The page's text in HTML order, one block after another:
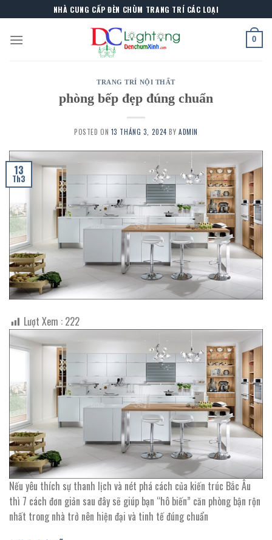
to
content
NHÀ CUNG CẤP ĐÈN CHÙM TRANG TRÍ CÁC LOẠI
0
TRANG TRÍ NỘI THẤT
phòng bếp đẹp đúng chuẩn
POSTED ON 13 THÁNG 3, 2024 BY ADMIN
13
Th3
Lượt Xem : 222
Nếu yêu thích sự thanh lịch và nét phá cách của kiến trúc Bắc Âu
thì 7 cách đơn giản sau đây sẽ giúp bạn “hô biến” căn phòng bận rộn
nhất trong nhà trở nên hiện đại và tinh tế đúng chuẩn